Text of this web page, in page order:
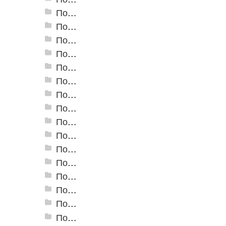
Пороги алюминиевые ПС-04 44,5x4,5 мм (открытый крепеж)
Пороги алюминиевые ПС-04-01 29x4,5 мм (открытый крепеж)
Пороги алюминиевые ПС-04-02 31x4,6 мм (скрытый крепеж)
Пороги алюминиевые ПС-04-03 35x4,6 мм (скрытый крепеж)
Пороги алюминиевые ПС-05 100x5 мм (открытый крепеж)
Пороги алюминиевые ПС-06 100x5 мм (скрытый крепеж)
Пороги алюминиевые ПС-07 60x5,9 мм (открытый крепеж)
Пороги алюминиевые ПС-07-1 60x4,5 мм (открытый крепеж)
Пороги алюминиевые ПС-18 80 мм
Пороги алюминиевые стыкоперекрывающие А-1. (25*2,8мм)
Пороги алюминиевые стыкоперекрывающие А-4. (60*5,8мм)
Пороги алюминиевые стыкоперекрывающие А-5. (39,5*3,7мм)
Пороги алюминиевые А-6 37х2,8 мм (открытый крепеж)
Пороги алюминиевые А-8 80х3,5 мм (открытый крепеж)
Пороги алюминиевые А-10 100х3,5 мм (открытый крепеж)
Пороги алюминиевые А-20 20х3,5 мм (открытый крепеж)